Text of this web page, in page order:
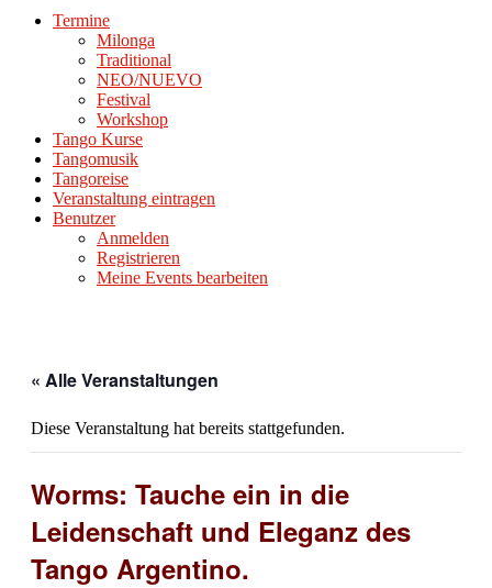
Termine
Milonga
Traditional
NEO/NUEVO
Festival
Workshop
Tango Kurse
Tangomusik
Tangoreise
Veranstaltung eintragen
Benutzer
Anmelden
Registrieren
Meine Events bearbeiten
« Alle Veranstaltungen
Diese Veranstaltung hat bereits stattgefunden.
Worms: Tauche ein in die
Leidenschaft und Eleganz des
Tango Argentino.